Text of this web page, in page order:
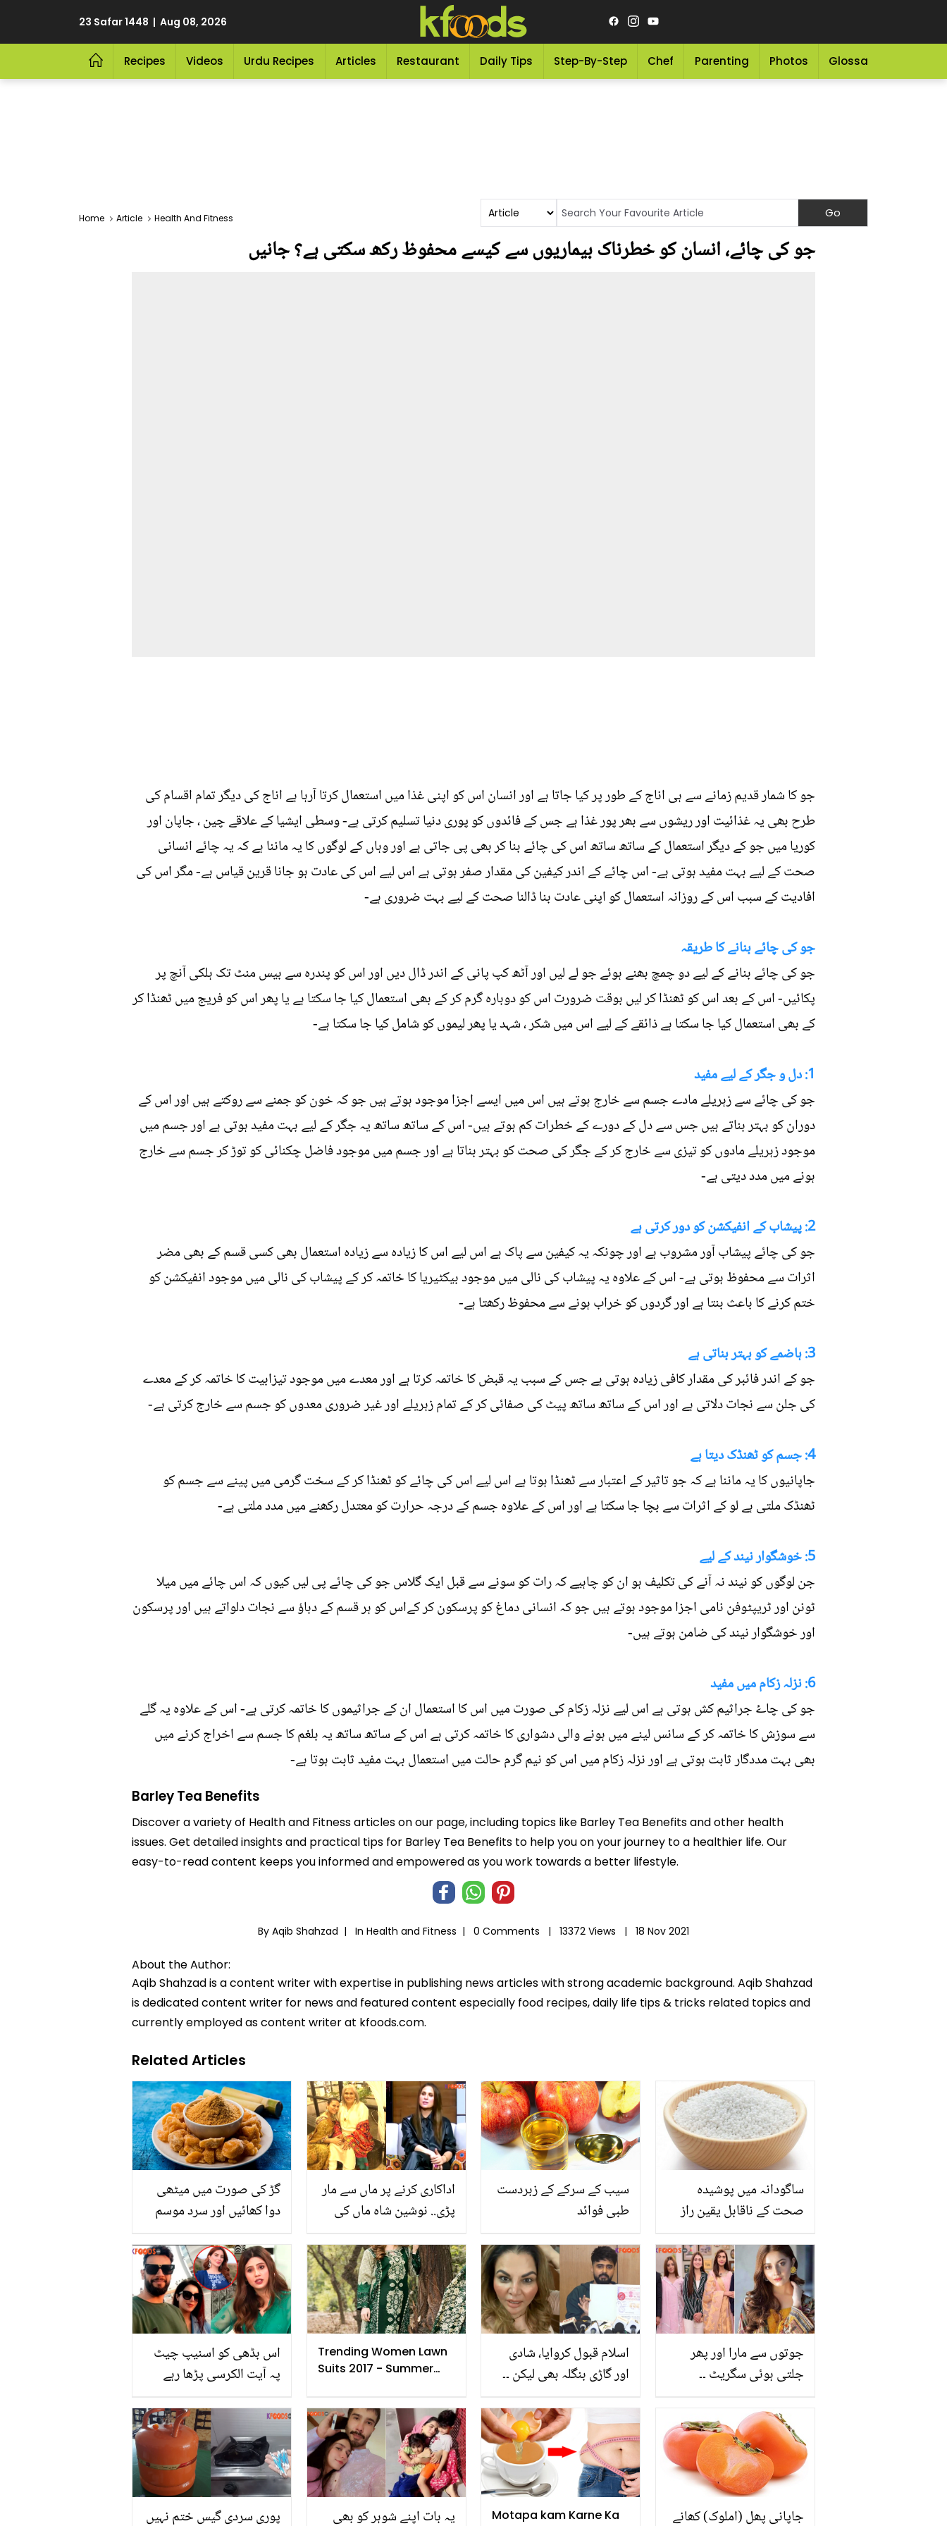
23 Safar 1448 | Aug 08, 2026
Recipes Videos Urdu Recipes Articles Restaurant Daily Tips Step-By-Step Chef Parenting Photos Glossary
Home Article Health And Fitness
جو کی چائے، انسان کو خطرناک بیماریوں سے کیسے محفوظ رکھ سکتی ہے؟ جانیں
جو کا شمار قدیم زمانے سے ہی اناج کے طور پر کیا جاتا ہے اور انسان اس کو اپنی غذا میں استعمال کرتا آرہا ہے اناج کی دیگر تمام اقسام کی
طرح بھی یہ غذائیت اور ریشوں سے بھر پور غذا ہے جس کے فائدوں کو پوری دنیا تسلیم کرتی ہے- وسطی ایشیا کے علاقے چین ، جاپان اور
کوریا میں جو کے دیگر استعمال کے ساتھ ساتھ اس کی چائے بنا کر بھی پی جاتی ہے اور وہاں کے لوگوں کا یہ ماننا ہے کہ یہ چائے انسانی
صحت کے لیے بہت مفید ہوتی ہے- اس چائے کے اندر کیفین کی مقدار صفر ہوتی ہے اس لیے اس کی عادت ہو جانا قرین قیاس ہے- مگر اس کی
افادیت کے سبب اس کے روزانہ استعمال کو اپنی عادت بنا ڈالنا صحت کے لیے بہت ضروری ہے-
جو کی چائے بنانے کا طریقہ
جو کی چائے بنانے کے لیے دو چمچ بھنے ہوئے جو لے لیں اور آٹھ کپ پانی کے اندر ڈال دیں اور اس کو پندرہ سے بیس منٹ تک ہلکی آنچ پر
پکائیں- اس کے بعد اس کو ٹھنڈا کر لیں بوقت ضرورت اس کو دوبارہ گرم کر کے بھی استعمال کیا جا سکتا ہے یا پھر اس کو فریج میں ٹھنڈا کر
کے بھی استعمال کیا جا سکتا ہے ذائقے کے لیے اس میں شکر ، شہد یا پھر لیموں کو شامل کیا جا سکتا ہے-
1: دل و جگر کے لیے مفید
جو کی چائے سے زہریلے مادے جسم سے خارج ہوتے ہیں اس میں ایسے اجزا موجود ہوتے ہیں جو کہ خون کو جمنے سے روکتے ہیں اور اس کے
دوران کو بہتر بناتے ہیں جس سے دل کے دورے کے خطرات کم ہوتے ہیں- اس کے ساتھ ساتھ یہ جگر کے لیے بہت مفید ہوتی ہے اور جسم میں
موجود زہریلے مادوں کو تیزی سے خارج کر کے جگر کی صحت کو بہتر بناتا ہے اور جسم میں موجود فاضل چکنائی کو توڑ کر جسم سے خارج
ہونے میں مدد دیتی ہے-
2: پیشاب کے انفیکشن کو دور کرتی ہے
جو کی چائے پیشاب آور مشروب ہے اور چونکہ یہ کیفین سے پاک ہے اس لیے اس کا زیادہ سے زيادہ استعمال بھی کسی قسم کے بھی مضر
اثرات سے محفوظ ہوتی ہے- اس کے علاوہ یہ پیشاب کی نالی میں موجود بیکٹیریا کا خاتمہ کر کے پیشاب کی نالی میں موجود انفیکشن کو
ختم کرنے کا باعث بنتا ہے اور گردوں کو خراب ہونے سے محفوظ رکھتا ہے-
3: ہاضمے کو بہتر بناتی ہے
جو کے اندر فائبر کی مقدار کافی زیادہ ہوتی ہے جس کے سبب یہ قبض کا خاتمہ کرتا ہے اور معدے میں موجود تیزابیت کا خاتمہ کر کے معدے
کی جلن سے نجات دلاتی ہے اور اس کے ساتھ ساتھ پیٹ کی صفائی کر کے تمام زہریلے اور غیر ضروری معدوں کو جسم سے خارج کرتی ہے-
4: جسم کو ٹھنڈک دیتا ہے
جاپانیوں کا یہ ماننا ہے کہ جو تاثیر کے اعتبار سے ٹھنڈا ہوتا ہے اس لیے اس کی چائے کو ٹھنڈا کر کے سخت گرمی میں پینے سے جسم کو
ٹھنڈک ملتی ہے لو کے اثرات سے بچا جا سکتا ہے اور اس کے علاوہ جسم کے درجہ حرارت کو معتدل رکھنے میں مدد ملتی ہے-
5: خوشگوار نیند کے لیے
جن لوگوں کو نیند نہ آنے کی تکلیف ہو ان کو چاہیے کہ رات کو سونے سے قبل ایک گلاس جو کی چائے پی لیں کیوں کہ اس چائے میں میلا
ٹونن اور ٹریپٹوفن نامی اجزا موجود ہوتے ہیں جو کہ انسانی دماغ کو پرسکون کر کےاس کو ہر قسم کے دباؤ سے نجات دلواتے ہیں اور پرسکون
اور خوشگوار نیند کی ضامن ہوتے ہیں-
6: نزلہ زکام میں مفید
جو کی چاۓ جراثیم کش ہوتی ہے اس لیے نزلہ زکام کی صورت میں اس کا استعمال ان کے جراثيموں کا خاتمہ کرتی ہے- اس کے علاوہ یہ گلے
سے سوزش کا خاتمہ کر کے سانس لینے میں ہونے والی دشواری کا خاتمہ کرتی ہے اس کے ساتھ ساتھ یہ بلغم کا جسم سے اخراج کرنے میں
بھی بہت مددگار ثابت ہوتی ہے اور نزلہ زکام میں اس کو نیم گرم حالت میں استعمال بہت مفید ثابت ہوتا ہے-
Barley Tea Benefits
Discover a variety of Health and Fitness articles on our page, including topics like Barley Tea Benefits and other health
issues. Get detailed insights and practical tips for Barley Tea Benefits to help you on your journey to a healthier life. Our
easy-to-read content keeps you informed and empowered as you work towards a better lifestyle.
By Aqib Shahzad | In Health and Fitness | 0 Comments | 13372 Views | 18 Nov 2021
About the Author:
Aqib Shahzad is a content writer with expertise in publishing news articles with strong academic background. Aqib Shahzad
is dedicated content writer for news and featured content especially food recipes, daily life tips & tricks related topics and
currently employed as content writer at kfoods.com.
Related Articles
گڑ کی صورت میں میٹھی
دوا کھائیں اور سرد موسم
اداکاری کرنے پر ماں سے مار
پڑی.. نوشین شاہ ماں کی
حوصلہ افزائی پر شوبز کی
دنیا میں آئیں؟
سیب کے سرکے کے زبردست
طبی فوائد
ساگودانہ میں پوشیدہ
صحت کے ناقابل یقین راز
اس بڈھی کو اسنیپ چیٹ
پہ آیت الکرسی پڑھا رہے
دوست کی خاطر عماد وسیم
کے لتے لے ڈالے ! نائلہ راجا
بھی میدان میں آگئیں،
دیکھیں
Trending Women Lawn
Suits 2017 - Summer
اسلام قبول کروایا، شادی
اور گاڑی بنگلہ بھی لیکن ۔۔
ساونت کے خلاف ثبوت
پیش کردیے! راکھی ساونت
کا جوابی پیغام
جوتوں سے مارا اور پھر
جلتی ہوئی سگریٹ ۔۔
اداکارہ نے تشدد کرنے کا
الزام لگایا؟ درخواست دائر
پوری سردی گیس ختم نہیں یہ بات اپنے شوہر کو بھی
Motapa kam Karne Ka
جاپانی پھل (املوک) کھانے